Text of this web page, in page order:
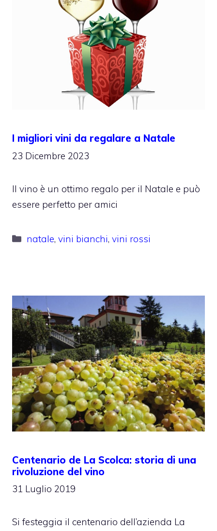
I migliori vini da regalare a Natale
23 Dicembre 2023
Il vino è un ottimo regalo per il Natale e può
essere perfetto per amici
Categorie
natale,vini bianchi,vini rossi
Centenario de La Scolca: storia di una
rivoluzione del vino
31 Luglio 2019
Si festeggia il centenario dell’azienda La